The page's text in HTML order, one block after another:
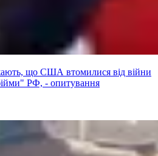
що США втомилися від війни
РФ, - опитування